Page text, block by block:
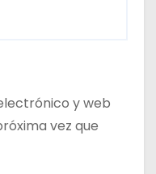
y web
vez que